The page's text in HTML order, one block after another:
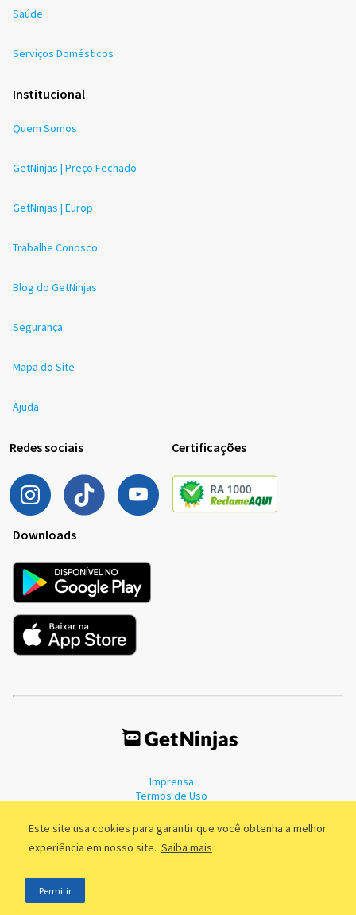
Este site usa cookies para garantir que você obtenha a melhor
experiência em nosso site. Saiba mais
Permitir
Saúde
Serviços Domésticos
Institucional
Quem Somos
GetNinjas | Preço Fechado
GetNinjas | Europ
Trabalhe Conosco
Blog do GetNinjas
Segurança
Mapa do Site
Ajuda
Redes sociais Certificações
Downloads
Imprensa
Termos de Uso
©2011 - 2026, GetNinjas LTDA. CNPJ 55.744.877/0001-89 - Rua Dr.
Fernandes Coelho, 85 - 3º andar - São Paulo/SP - Brasil